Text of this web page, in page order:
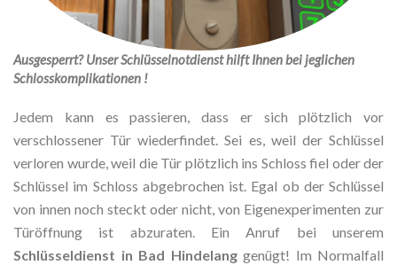
Ausgesperrt? Unser Schlüsselnotdienst hilft Ihnen bei jeglichen
Schlosskomplikationen !
Jedem kann es passieren, dass er sich plötzlich vor
verschlossener Tür wiederfindet. Sei es, weil der Schlüssel
verloren wurde, weil die Tür plötzlich ins Schloss fiel oder der
Schlüssel im Schloss abgebrochen ist. Egal ob der Schlüssel
von innen noch steckt oder nicht, von Eigenexperimenten zur
Türöffnung ist abzuraten. Ein Anruf bei unserem
Schlüsseldienst in Bad Hindelanggenügt! Im Normalfall